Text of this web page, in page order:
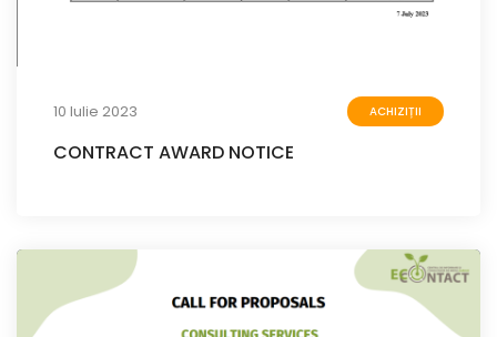
10 Iulie 2023 ACHIZIȚII
CONTRACT AWARD NOTICE